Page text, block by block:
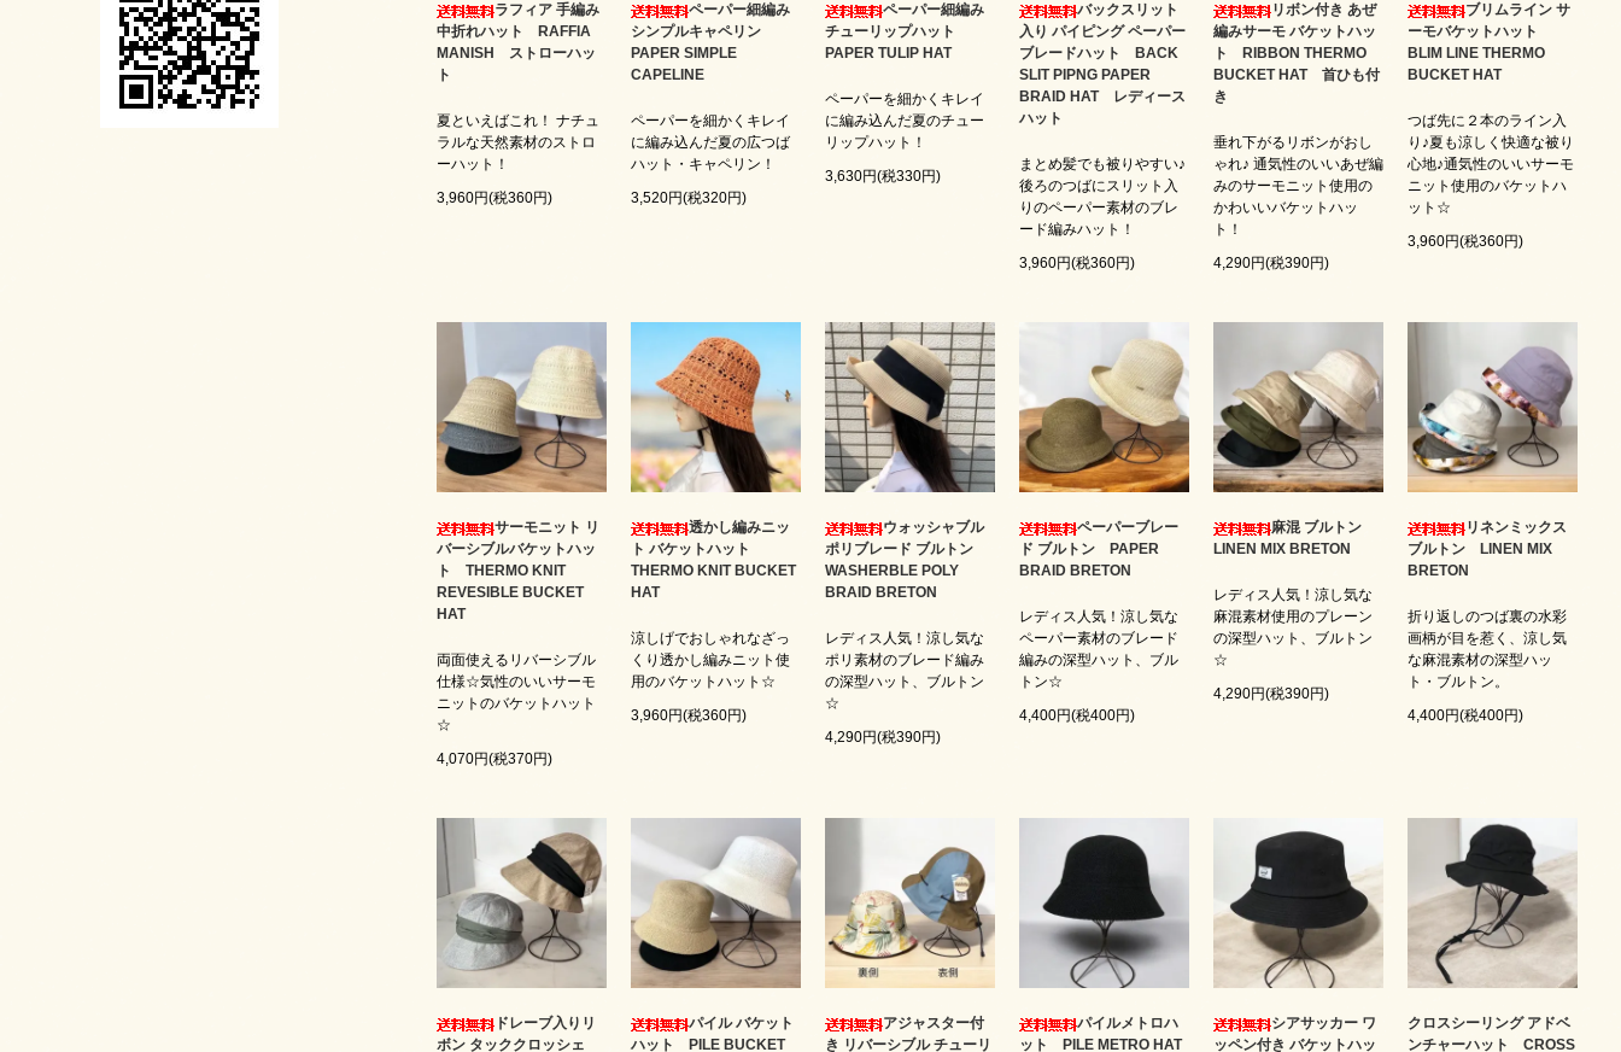
ラフィア 手編み
中折れハット RAFFIA
MANISH ストローハッ
ト
夏といえばこれ！ ナチュ
ラルな天然素材のストロ
ーハット！
3,960円(税360円)
ペーパー細編み
シンプルキャペリン
PAPER SIMPLE
CAPELINE
ペーパーを細かくキレイ
に編み込んだ夏の広つば
ハット・キャペリン！
3,520円(税320円)
ペーパー細編み
チューリップハット
PAPER TULIP HAT
ペーパーを細かくキレイ
に編み込んだ夏のチュー
リップハット！
3,630円(税330円)
バックスリット
入り パイピング ペーパー
ブレードハット BACK
SLIT PIPNG PAPER
BRAID HAT レディース
ハット
まとめ髪でも被りやすい♪
後ろのつばにスリット入
りのペーパー素材のブレ
ード編みハット！
3,960円(税360円)
リボン付き あぜ
編みサーモ バケットハッ
ト RIBBON THERMO
BUCKET HAT 首ひも付
き
垂れ下がるリボンがおし
ゃれ♪ 通気性のいいあぜ編
みのサーモニット使用の
かわいいバケットハッ
ト！
4,290円(税390円)
ブリムライン サ
ーモバケットハット
BLIM LINE THERMO
BUCKET HAT
つば先に２本のライン入
り♪夏も涼しく快適な被り
心地♪通気性のいいサーモ
ニット使用のバケットハ
ット☆
3,960円(税360円)
サーモニット リ
バーシブルバケットハッ
ト THERMO KNIT
REVESIBLE BUCKET
HAT
両面使えるリバーシブル
仕様☆気性のいいサーモ
ニットのバケットハット
☆
4,070円(税370円)
透かし編みニッ
ト バケットハット
THERMO KNIT BUCKET
HAT
涼しげでおしゃれなざっ
くり透かし編みニット使
用のバケットハット☆
3,960円(税360円)
ウォッシャブル
ポリブレード ブルトン
WASHERBLE POLY
BRAID BRETON
レディス人気！涼し気な
ポリ素材のブレード編み
の深型ハット、ブルトン
☆
4,290円(税390円)
ペーパーブレー
ド ブルトン PAPER
BRAID BRETON
レディス人気！涼し気な
ペーパー素材のブレード
編みの深型ハット、ブル
トン☆
4,400円(税400円)
麻混 ブルトン
LINEN MIX BRETON
レディス人気！涼し気な
麻混素材使用のプレーン
の深型ハット、ブルトン
☆
4,290円(税390円)
リネンミックス
ブルトン LINEN MIX
BRETON
折り返しのつば裏の水彩
画柄が目を惹く、涼し気
な麻混素材の深型ハッ
ト・ブルトン。
4,400円(税400円)
ドレーブ入りリ
ボン タッククロッシェ
パイル バケット
ハット PILE BUCKET
アジャスター付
き リバーシブル チューリ
パイルメトロハ
ット PILE METRO HAT
シアサッカー ワ
ッペン付き バケットハッ
クロスシーリング アドベ
ンチャーハット CROSS